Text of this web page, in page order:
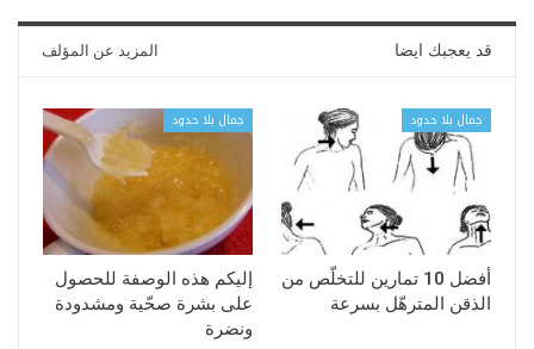
قد يعجبك ايضا المزيد عن المؤلف
جمال بلا حدود
أفضل 10 تمارين للتخلّص من
الذقن المترهّل بسرعة
جمال بلا حدود
إليكم هذه الوصفة للحصول
على بشرة صحّية ومشدودة
ونضرة